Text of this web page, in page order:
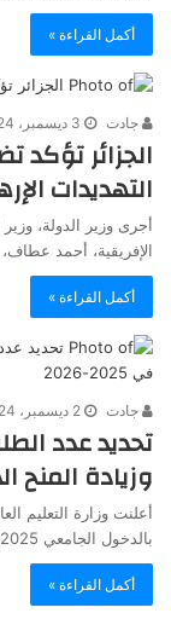
أكمل القراءة »
جادت 3 ديسمبر، 2024
الجزائر
التهديدات
أجرى وزير الدولة،
الإفريقية، أحمد
أكمل القراءة »
جادت 2 ديسمبر، 2024
تحديد عدد
وزيادة المنح
أعلنت وزارة التعليم
بالدخول الجامعي 2025-2026 عن قرارات جديدة تهدف إلى تنظيم عدد…
أكمل القراءة »